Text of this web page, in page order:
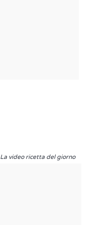
La video ricetta del giorno